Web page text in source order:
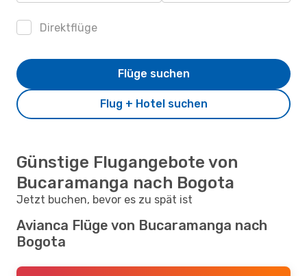
Direktflüge
Flug + Hotel suchen
Flüge suchen
Günstige Flugangebote von
Bucaramanga nach Bogota
Jetzt buchen, bevor es zu spät ist
Avianca Flüge von Bucaramanga nach
Bogota